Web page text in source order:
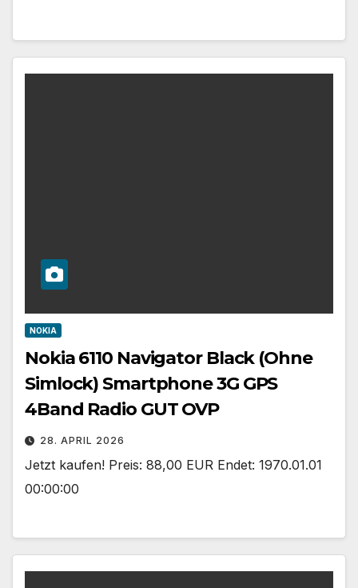
NOKIA
Nokia 6110 Navigator Black (Ohne
Simlock) Smartphone 3G GPS
4Band Radio GUT OVP
28. APRIL 2026
Jetzt kaufen! Preis: 88,00 EUR Endet: 1970.01.01
00:00:00